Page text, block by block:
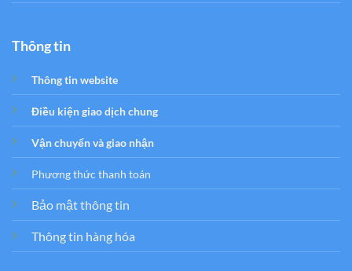
Thông tin
Thông tin website
Điều kiện giao dịch chung
Vận chuyển và giao nhận
Phương thức thanh toán
Bảo mật thông tin
Thông tin hàng hóa